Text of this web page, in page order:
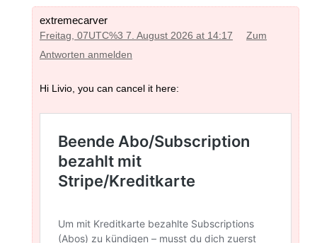
extremecarver
Freitag, 07UTC%3 7. August 2026 at 14:17
Zum
Antworten anmelden
Hi Livio, you can cancel it here: